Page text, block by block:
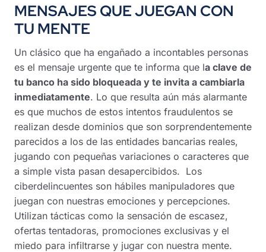
MENSAJES QUE JUEGAN CON
TU MENTE
Un clásico que ha engañado a incontables personas
es el mensaje urgente que te informa que la clave de
tu banco ha sido bloqueada y te invita a cambiarla
inmediatamente. Lo que resulta aún más alarmante
es que muchos de estos intentos fraudulentos se
realizan desde dominios que son sorprendentemente
parecidos a los de las entidades bancarias reales,
jugando con pequeñas variaciones o caracteres que
a simple vista pasan desapercibidos. Los
ciberdelincuentes son hábiles manipuladores que
juegan con nuestras emociones y percepciones.
Utilizan tácticas como la sensación de escasez,
ofertas tentadoras, promociones exclusivas y el
miedo para infiltrarse y jugar con nuestra mente.